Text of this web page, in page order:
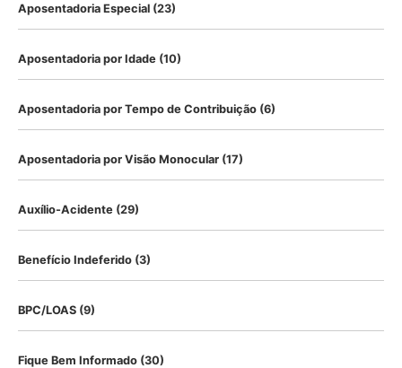
Aposentadoria Especial (23)
Aposentadoria por Idade (10)
Aposentadoria por Tempo de Contribuição (6)
Aposentadoria por Visão Monocular (17)
Auxílio-Acidente (29)
Benefício Indeferido (3)
BPC/LOAS (9)
Fique Bem Informado (30)